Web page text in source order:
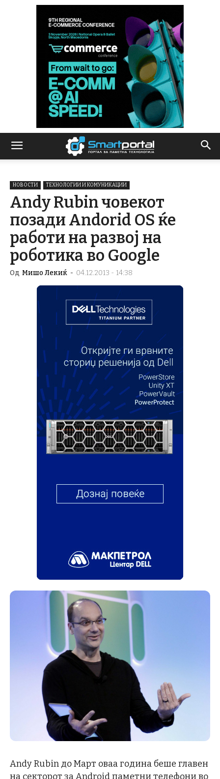
НОВОСТИ ТЕХНОЛОГИИ И КОМУНИКАЦИИ
Andy Rubin човекот
позади Andorid OS ќе
работи на развој на
роботика во Google
Од Мишо Лекиќ - 04.12.2013 - 14:38
Andy Rubin до Март оваа година беше главен
на секторот за Android паметни телефони во